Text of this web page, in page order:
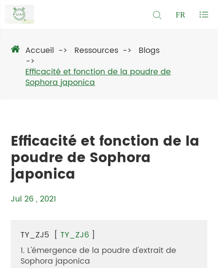
FR
Accueil Ressources
Blogs
Efficacité et fonction de la poudre de
Sophora japonica
Efficacité et fonction de la
poudre de Sophora
japonica
Jul 26 , 2021
TY_ZJ5 [ TY_ZJ6 ]
1. L'émergence de la poudre d'extrait de
Sophora japonica